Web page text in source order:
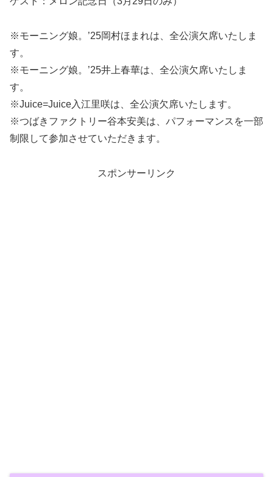
※モーニング娘。’25岡村ほまれは、全公演欠席いたしま
す。
※モーニング娘。’25井上春華は、全公演欠席いたしま
す。
※Juice=Juice入江里咲は、全公演欠席いたします。
※つばきファクトリー谷本安美は、パフォーマンスを一部
制限して参加させていただきます。
スポンサーリンク